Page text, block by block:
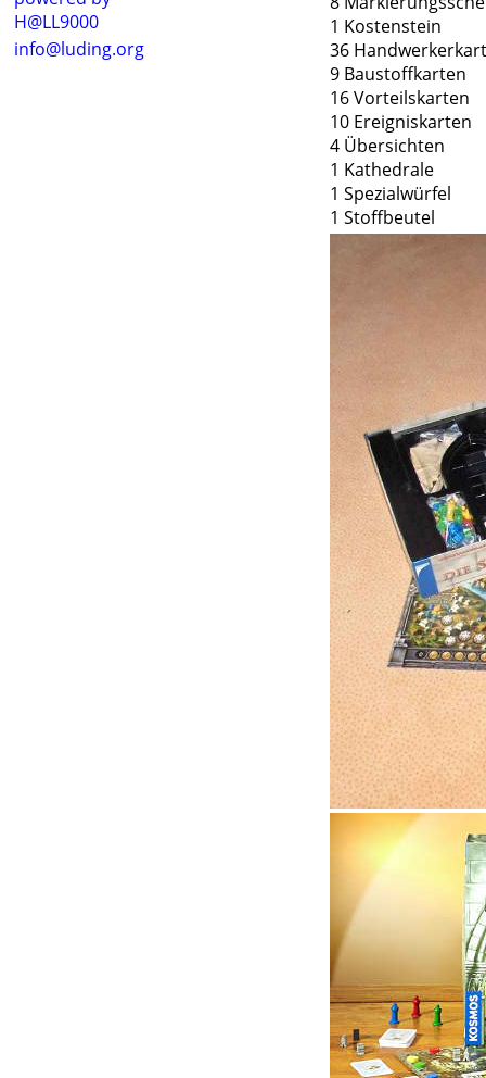
H@LL9000
info@luding.org
1 Kostenstein
36
9 Baustoffkarten
16 Vorteilskarten
10 Ereigniskarten
4 Übersichten
1 Kathedrale
1 Spezialwürfel
1 Stoffbeutel